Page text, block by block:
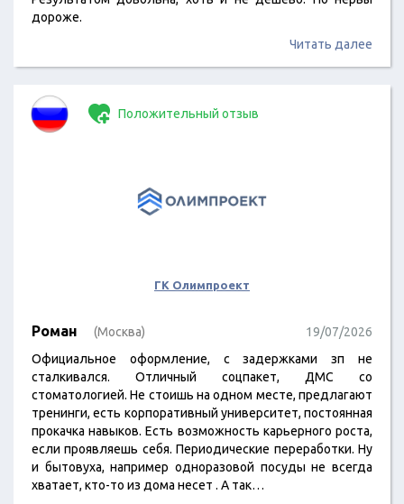
дороже.
Читать далее
Положительный отзыв
ГК Олимпроект
Роман (Москва)
19/07/2026
Официальное оформление, с задержками зп не
сталкивался. Отличный соцпакет, ДМС со
стоматологией. Не стоишь на одном месте, предлагают
тренинги, есть корпоративный университет, постоянная
прокачка навыков. Есть возможность карьерного роста,
если проявляешь себя. Периодические переработки. Ну
и бытовуха, например одноразовой посуды не всегда
хватает, кто-то из дома несет . А так…